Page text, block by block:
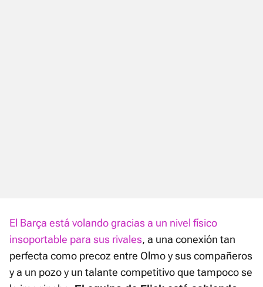
El Barça está volando gracias a un nivel físico
insoportable para sus rivales, a una conexión tan
perfecta como precoz entre Olmo y sus compañeros
y a un pozo y un talante competitivo que tampoco se